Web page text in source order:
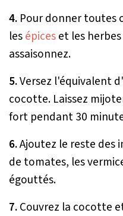
4. Pour donner toutes
lesépiceset les
assaisonnez.
5.Versez l'équivalent
cocotte. Laissez
fort pendant 30
6.Ajoutez le reste des
de tomates, les
égouttés.
7.Couvrez la cocotte